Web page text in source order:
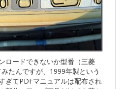
ロードできないか型番（三菱
たんですが、1999年製という
ぎてPDFマニュアルは配布され